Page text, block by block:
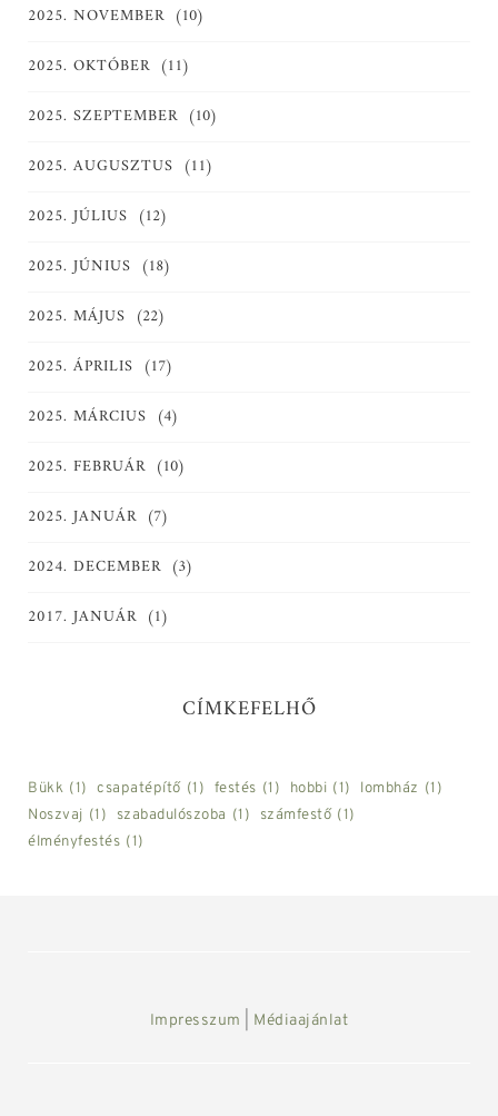
2025. NOVEMBER (10)
2025. OKTÓBER (11)
2025. SZEPTEMBER (10)
2025. AUGUSZTUS (11)
2025. JÚLIUS (12)
2025. JÚNIUS (18)
2025. MÁJUS (22)
2025. ÁPRILIS (17)
2025. MÁRCIUS (4)
2025. FEBRUÁR (10)
2025. JANUÁR (7)
2024. DECEMBER (3)
2017. JANUÁR (1)
CÍMKEFELHŐ
Bükk (1) csapatépítő (1) festés (1) hobbi (1) lombház (1)
Noszvaj (1) szabadulószoba (1) számfestő (1)
élményfestés (1)
Impresszum Médiaajánlat